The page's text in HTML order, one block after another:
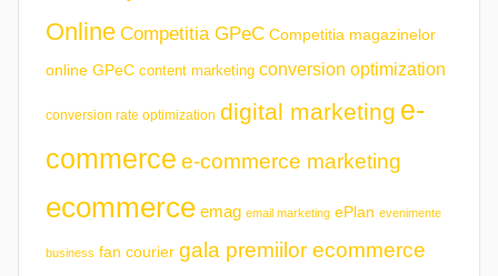
Online Competitia GPeC Competitia magazinelor
online GPeC content marketing conversion optimization
conversion rate optimization digital marketing e-
commerce e-commerce marketing
ecommerce emag email marketing ePlan evenimente
business fan courier gala premiilor ecommerce